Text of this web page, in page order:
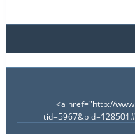
<a href="http://